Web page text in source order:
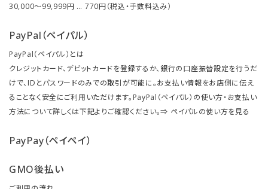
30,000～99,999円 … 770円（税込・手数料込み）
PayPal（ペイパル）
PayPal（ペイパル）とは
クレジットカード、デビットカードを登録するか、銀行の口座振替設定を行うだ
けで、IDとパスワードのみでの取引が可能に。お支払い情報をお店側に伝え
ることなく安全にご利用いただけます。PayPal（ペイパル）の使い方・お支払い
方法について詳しくは下記よりご確認ください。⇒ ペイパルの使い方を見る
PayPay（ペイペイ）
GMO後払い